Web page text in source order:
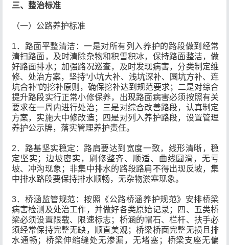
三、整治标准
（一）公路养护标准
1．路面平整清洁：一是对所有列入养护的路段做到经常
清扫路面，及时清除杂物和积雪积冰，保持路面整洁，做
好路面排水；加强路况巡查，及时发现病害，分类制定维
修、处治方案，坚持“小坑大补、浅坑深补、圆坑方补、连
坑合补”的挖补原则，确保挖补达到规范要求；二是对综合
提升路段实行正常小修保养，出现路面病害必须按照有关
要求在一周内进行处治；三是对综合改善路段，认真制定
方案，实施大中修改造；四是对列入养护路段，设置管理
养护公示牌，落实管理养护责任。
2．路基坚实稳定：路肩要达到宽度一致，线形清晰，稳
定坚实；边坡密实，刷修整齐、顺适、曲线圆滑，无亏
坡、冲沟现象；非集中排水的路段路肩不得出现反坡，集
中排水路段要保持排水顺畅，无杂物淤塞现象。
3．桥涵监管规范：按照《公路桥涵养护规范》安排桥梁
病害检测及处治工作，并做好各类原始记录；四、五类桥
梁必须设置限载、限速标志；桥涵的帽石、栏杆、扶手必
须经常保持完整无缺，顺直美观；桥梁桥面完整无损且排
水通畅；桥梁伸缩缝处无渗漏，无堵塞；桥梁支座无偏